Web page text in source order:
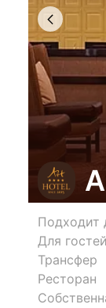
Подходит
Трансфер
Ресторан